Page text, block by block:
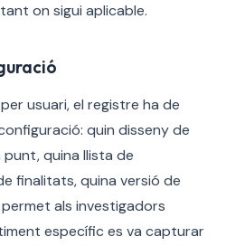
on sigui aplicable.
usuari, el registre ha de
quin disseny de
quina llista de
finalitats, quina versió de
als investigadors
específic es va capturar